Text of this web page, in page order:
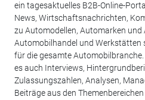
ein tagesaktuelles B2B-Online-
News, Wirtschaftsnachrichten,
zu Automodellen, Automarken und
Automobilhandel und Werkstätten
für die gesamte
es auch Interviews,
Zulassungszahlen, Analysen,
Beiträge aus den